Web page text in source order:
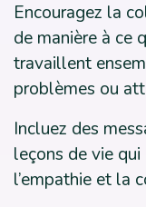
Encouragez la
de manière à ce
travaillent
problèmes ou
Incluez des
leçons de vie
l’empathie et la